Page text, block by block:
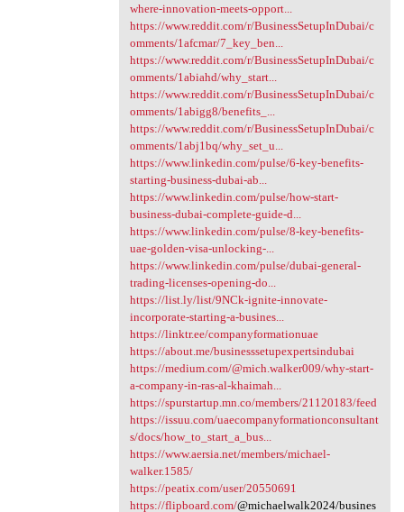
where-innovation-meets-opport...
https://www.reddit.com/r/BusinessSetupInDubai/c
omments/1afcmar/7_key_ben...
https://www.reddit.com/r/BusinessSetupInDubai/c
omments/1abiahd/why_start...
https://www.reddit.com/r/BusinessSetupInDubai/c
omments/1abigg8/benefits_...
https://www.reddit.com/r/BusinessSetupInDubai/c
omments/1abj1bq/why_set_u...
https://www.linkedin.com/pulse/6-key-benefits-
starting-business-dubai-ab...
https://www.linkedin.com/pulse/how-start-
business-dubai-complete-guide-d...
https://www.linkedin.com/pulse/8-key-benefits-
uae-golden-visa-unlocking-...
https://www.linkedin.com/pulse/dubai-general-
trading-licenses-opening-do...
https://list.ly/list/9NCk-ignite-innovate-
incorporate-starting-a-busines...
https://linktr.ee/companyformationuae
https://about.me/businesssetupexpertsindubai
https://medium.com/@mich.walker009/why-start-
a-company-in-ras-al-khaimah...
https://spurstartup.mn.co/members/21120183/feed
https://issuu.com/uaecompanyformationconsultant
s/docs/how_to_start_a_bus...
https://www.aersia.net/members/michael-
walker.1585/
https://peatix.com/user/20550691
https://flipboard.com/@michaelwalk2024/busines